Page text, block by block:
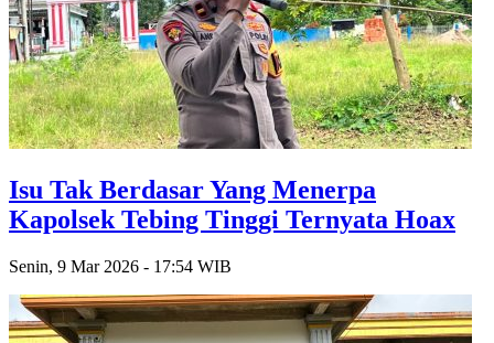
Isu Tak Berdasar Yang Menerpa
Kapolsek Tebing Tinggi Ternyata Hoax
Senin, 9 Mar 2026 - 17:54 WIB